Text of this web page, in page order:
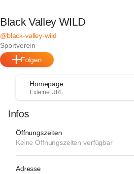
Black Valley WILD
@black-valley-wild
Sportverein
Folgen
Homepage
Externe URL
Infos
Öffnungszeiten
Keine Öffnungszeiten verfügbar
Adresse